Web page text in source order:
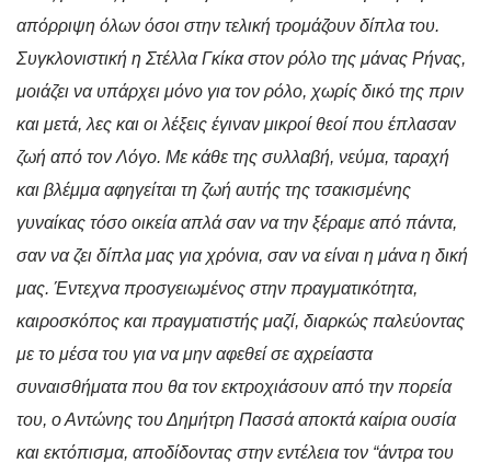
απόρριψη όλων όσοι στην τελική τρομάζουν δίπλα του.
Συγκλονιστική η Στέλλα Γκίκα στον ρόλο της μάνας Ρήνας,
μοιάζει να υπάρχει μόνο για τον ρόλο, χωρίς δικό της πριν
και μετά, λες και οι λέξεις έγιναν μικροί θεοί που έπλασαν
ζωή από τον Λόγο. Με κάθε της συλλαβή, νεύμα, ταραχή
και βλέμμα αφηγείται τη ζωή αυτής της τσακισμένης
γυναίκας τόσο οικεία απλά σαν να την ξέραμε από πάντα,
σαν να ζει δίπλα μας για χρόνια, σαν να είναι η μάνα η δική
μας. Έντεχνα προσγειωμένος στην πραγματικότητα,
καιροσκόπος και πραγματιστής μαζί, διαρκώς παλεύοντας
με το μέσα του για να μην αφεθεί σε αχρείαστα
συναισθήματα που θα τον εκτροχιάσουν από την πορεία
του, ο Αντώνης του Δημήτρη Πασσά αποκτά καίρια ουσία
και εκτόπισμα, αποδίδοντας στην εντέλεια τον “άντρα του